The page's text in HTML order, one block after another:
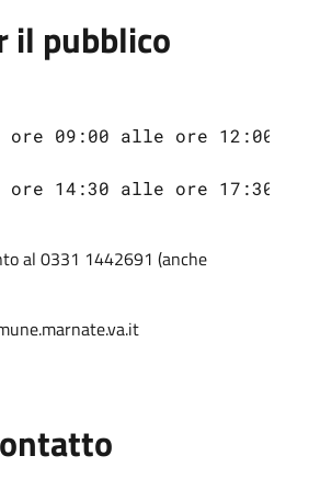
il pubblico
ore 09:00 alle ore 12:00
14:30 alle ore 17:30.
al 0331 1442691 (anche